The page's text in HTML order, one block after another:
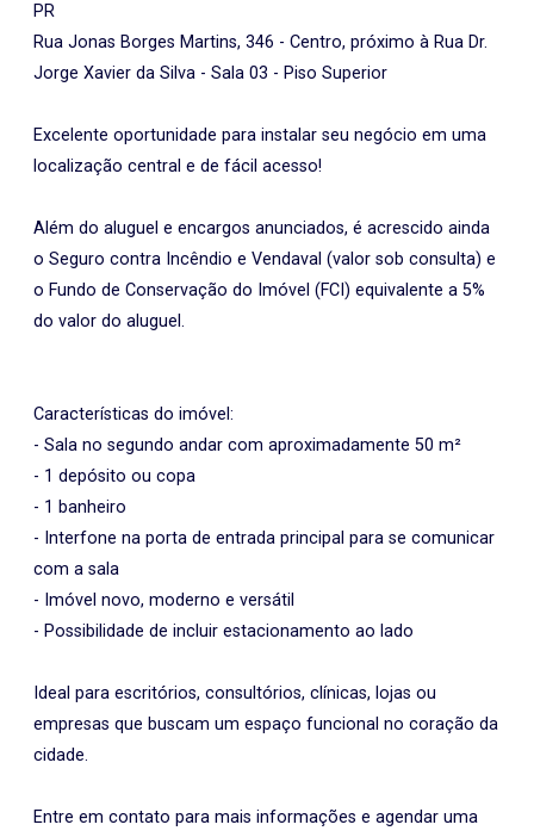
PR
Rua Jonas Borges Martins, 346 - Centro, próximo à Rua Dr.
Jorge Xavier da Silva - Sala 03 - Piso Superior
Excelente oportunidade para instalar seu negócio em uma
localização central e de fácil acesso!
Além do aluguel e encargos anunciados, é acrescido ainda
o Seguro contra Incêndio e Vendaval (valor sob consulta) e
o Fundo de Conservação do Imóvel (FCI) equivalente a 5%
do valor do aluguel.
Características do imóvel:
- Sala no segundo andar com aproximadamente 50 m²
- 1 depósito ou copa
- 1 banheiro
- Interfone na porta de entrada principal para se comunicar
com a sala
- Imóvel novo, moderno e versátil
- Possibilidade de incluir estacionamento ao lado
Ideal para escritórios, consultórios, clínicas, lojas ou
empresas que buscam um espaço funcional no coração da
cidade.
Entre em contato para mais informações e agendar uma